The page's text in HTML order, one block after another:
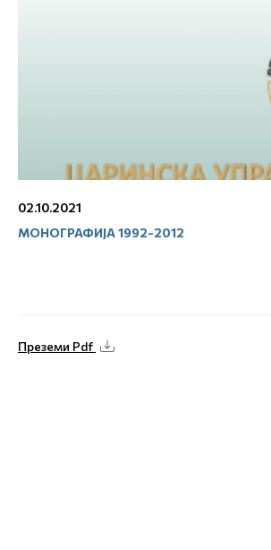
02.10.2021
МОНОГРАФИЈА 1992-2012
Преземи Pdf